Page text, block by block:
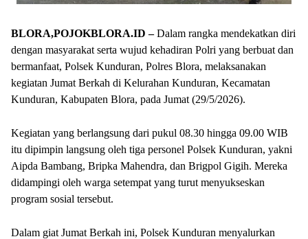
BLORA,POJOKBLORA.ID –Dalam rangka mendekatkan diri
dengan masyarakat serta wujud kehadiran Polri yang berbuat dan
bermanfaat, Polsek Kunduran, Polres Blora, melaksanakan
kegiatan Jumat Berkah di Kelurahan Kunduran, Kecamatan
Kunduran, Kabupaten Blora, pada Jumat (29/5/2026).
Kegiatan yang berlangsung dari pukul 08.30 hingga 09.00 WIB
itu dipimpin langsung oleh tiga personel Polsek Kunduran, yakni
Aipda Bambang, Bripka Mahendra, dan Brigpol Gigih. Mereka
didampingi oleh warga setempat yang turut menyukseskan
program sosial tersebut.
Dalam giat Jumat Berkah ini, Polsek Kunduran menyalurkan